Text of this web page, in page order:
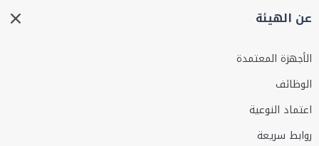
عن الهيئة
الأجهزة المعتمدة
الوظائف
اعتماد النوعية
روابط سريعة